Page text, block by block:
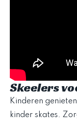
Skeelers
Kinderen
kinder skates.